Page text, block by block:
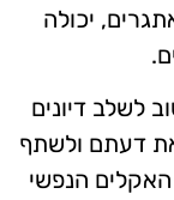
יכולה
לשלב דיונים
דעתם ולשתף
הנפשי